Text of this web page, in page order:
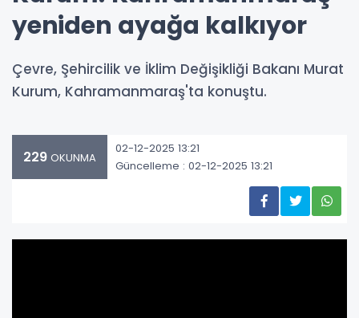
yeniden ayağa kalkıyor
Çevre, Şehircilik ve İklim Değişikliği Bakanı Murat
Kurum, Kahramanmaraş'ta konuştu.
229 OKUNMA
02-12-2025 13:21
Güncelleme : 02-12-2025 13:21